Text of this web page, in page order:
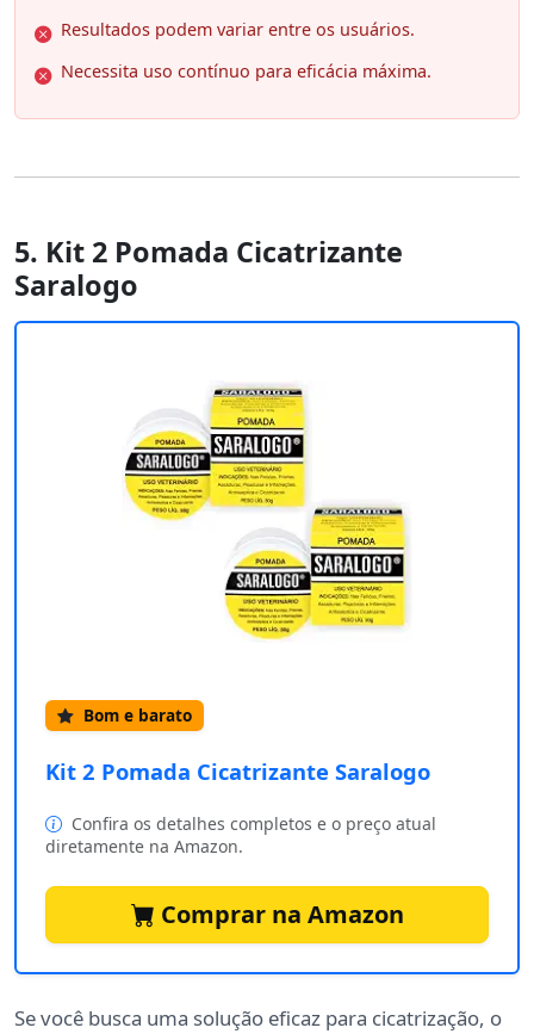
Resultados podem variar entre os usuários.
Necessita uso contínuo para eficácia máxima.
5. Kit 2 Pomada Cicatrizante
Saralogo
Bom e barato
Kit 2 Pomada Cicatrizante Saralogo
Confira os detalhes completos e o preço atual
diretamente na Amazon.
Comprar na Amazon
Se você busca uma solução eficaz para cicatrização, o